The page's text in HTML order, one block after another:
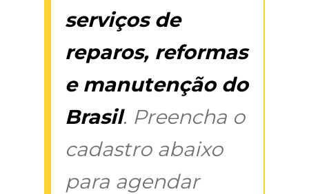
serviços de
reparos, reformas
e manutenção do
Brasil. Preencha o
cadastro abaixo
para agendar